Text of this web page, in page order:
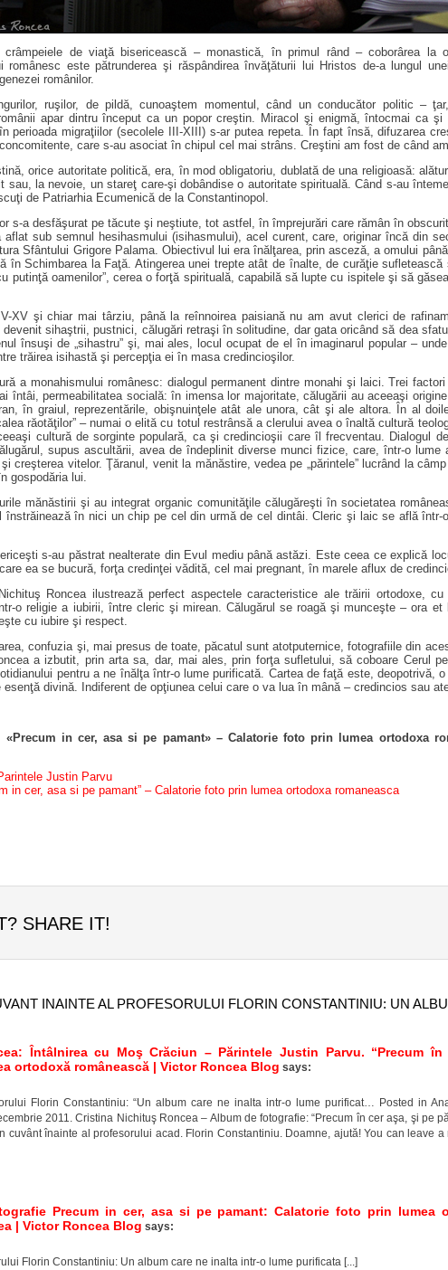
de viaţă bisericească – monastică, în primul rând – coborârea la
românesc este pătrunderea şi răspândirea învăţăturii lui Hristos de-a lungul
românilor.
ruşilor, de pildă, cunoaştem momentul, când un conducător politic –
apar dintru început ca un popor creştin. Miracol şi enigmă, întocmai ca şi
perioada migraţiilor (secolele III-XIII) s-ar putea repeta. În fapt însă, difuzarea
care s-au asociat în chipul cel mai strâns. Creştini am fost de când
orice autoritate politică, era, în mod obligatoriu, dublată de una religioasă:
sau, la nevoie, un stareţ care-şi dobândise o autoritate spirituală. Când s-au
de Patriarhia Ecumenică de la Constantinopol.
s-a desfăşurat pe tăcute şi neştiute, tot astfel, în împrejurări care rămân în
aflat sub semnul hesihasmului (isihasmului), acel curent, care, originar încă din
Sfântului Grigore Palama. Obiectivul lui era înălţarea, prin asceză, a omului
în Schimbarea la Faţă. Atingerea unei trepte atât de înalte, de curăţie
putinţă oamenilor”, cerea o forţă spirituală, capabilă să lupte cu ispitele şi să
XV şi chiar mai târziu, până la reînnoirea paisiană nu am avut clerici de
sihaştrii, pustnici, călugări retraşi în solitudine, dar gata oricând să dea
însuşi de „sihastru” şi, mai ales, locul ocupat de el în imaginarul popular –
trăirea isihastă şi percepţia ei în masa credincioşilor.
a monahismului românesc: dialogul permanent dintre monahi şi laici. Trei
întâi, permeabilitatea socială: în imensa lor majoritate, călugării au aceeaşi
în graiul, reprezentările, obişnuinţele atât ale unora, cât şi ale altora. În al
răotăţilor” – numai o elită cu totul restrânsă a clerului avea o înaltă cultură
cultură de sorginte populară, ca şi credincioşii care îl frecventau. Dialogul
supus ascultării, avea de îndeplinit diverse munci fizice, care, într-o lume
creşterea vitelor. Ţăranul, venit la mănăstire, vedea pe „părintele” lucrând la
gospodăria lui.
mănăstirii şi au integrat organic comunităţile călugăreşti în societatea
înstrăinează în nici un chip pe cel din urmă de cel dintâi. Cleric şi laic se află într-
s-au păstrat nealterate din Evul mediu până astăzi. Este ceea ce explică
ea se bucură, forţa credinţei vădită, cel mai pregnant, în marele aflux de
Roncea ilustrează perfect aspectele caracteristice ale trăirii ortodoxe,
o religie a iubirii, între cleric şi mirean. Călugărul se roagă şi munceşte – ora et
cu iubire şi respect.
confuzia şi, mai presus de toate, păcatul sunt atotputernice, fotografiile din
a izbutit, prin arta sa, dar, mai ales, prin forţa sufletului, să coboare Cerul
pentru a ne înălţa într-o lume purificată. Cartea de faţă este, deopotrivă,
esenţă divină. Indiferent de opţiunea celui care o va lua în mână – credincios sau
in cer, asa si pe pamant» – Calatorie foto prin lumea ortodoxa
Justin Parvu
in cer, asa si pe pamant” – Calatorie foto prin lumea ortodoxa romaneasca
SHARE IT!
INAINTE AL PROFESORULUI FLORIN CONSTANTINIU: UN
Întâlnirea cu Moş Crăciun – Părintele Justin Parvu. “Precum
ortodoxă românească | Victor Roncea Blog says:
Florin Constantiniu: “Un album care ne inalta intr-o lume purificat… Posted in
2011. Cristina Nichituş Roncea – Album de fotografie: “Precum în cer aşa, şi pe
cuvânt înainte al profesorului acad. Florin Constantiniu. Doamne, ajută! You can leave
Precum in cer, asa si pe pamant: Calatorie foto prin lumea
| Victor Roncea Blog says:
Florin Constantiniu: Un album care ne inalta intr-o lume purificata [...]